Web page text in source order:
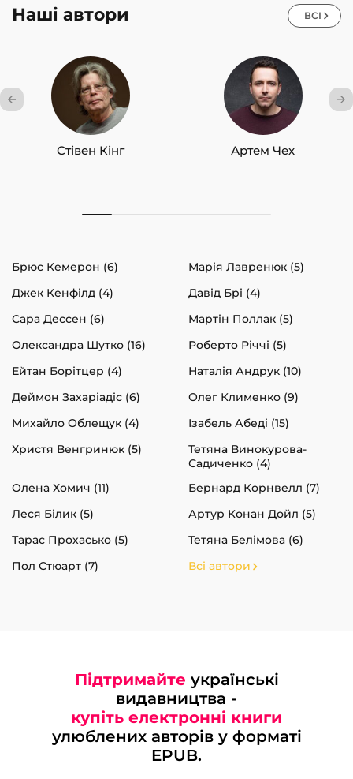
Наші автори ВСІ
Стівен Кінг Артем Чех
Брюс Кемерон (6)
Марія Лавренюк (5)
Джек Кенфілд (4)
Давід Брі (4)
Сара Дессен (6)
Мартін Поллак (5)
Олександра Шутко (16)
Роберто Річчі (5)
Ейтан Борітцер (4)
Наталія Андрук (10)
Деймон Захаріадіс (6)
Олег Клименко (9)
Михайло Облещук (4)
Ізабель Абеді (15)
Христя Венгринюк (5)
Тетяна Винокурова-
Садиченко (4)
Олена Хомич (11)
Бернард Корнвелл (7)
Леся Білик (5)
Артур Конан Дойл (5)
Тарас Прохасько (5)
Тетяна Белімова (6)
Пол Стюарт (7)
Всі автори
Підтримайте українські
видавництва -
купіть електронні книги
улюблених авторів у форматі
EPUB.